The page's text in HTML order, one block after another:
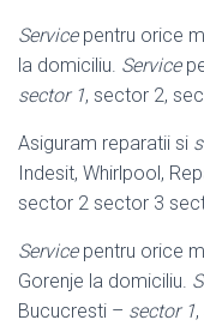
Servicepentru orice
la domiciliu. Service
sector 1, sector 2,
Asiguram reparatii si
Indesit, Whirlpool,
sector 2 sector 3
Servicepentru orice
Gorenje la domiciliu.
Bucucresti – sector 1